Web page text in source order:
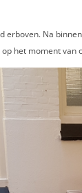
erboven. Na
het moment van